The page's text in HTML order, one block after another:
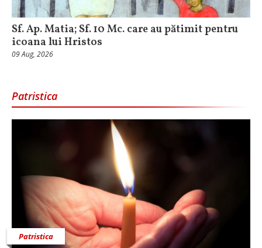
Sf. Ap. Matia; Sf. 10 Mc. care au pătimit pentru
icoana lui Hristos
09 Aug, 2026
Patristica
Patristica